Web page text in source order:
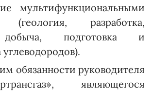
мультифункциональными
(геология, разработка,
подготовка и
углеводородов).
обязанности руководителя
являющегося